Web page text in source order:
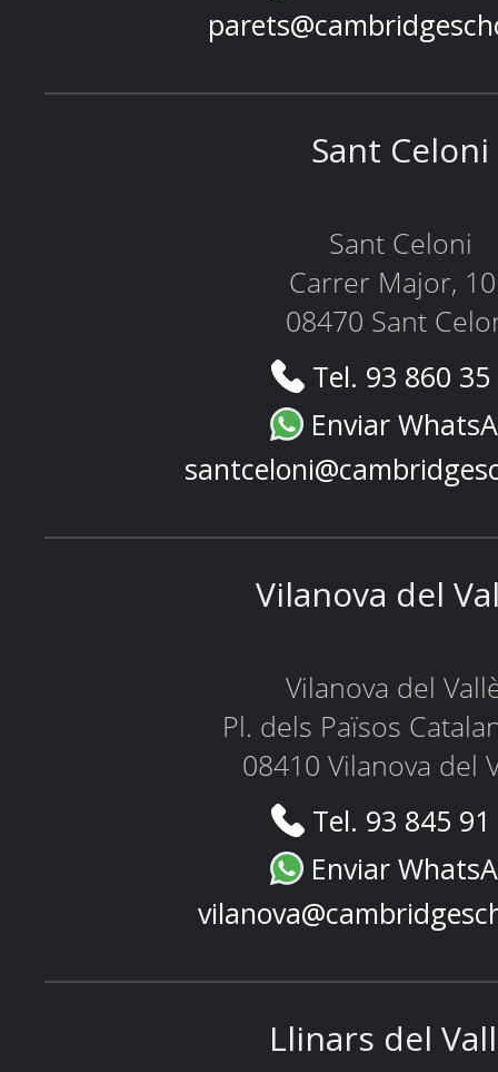
Sant Celoni
Sant Celoni
Carrer Major,
08470 Sant
Tel. 93 860
Enviar
Vilanova del
Vilanova del
Pl. dels Països
08410 Vilanova del
Tel. 93 845
Enviar
Llinars del